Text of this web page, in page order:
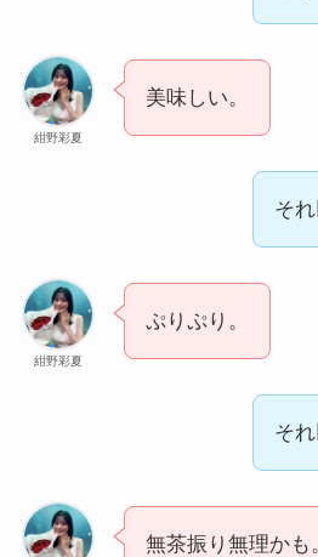
紺野彩夏
美味しい。
そ
紺野彩夏
ぷりぷり。
そ
無茶振り無理かも